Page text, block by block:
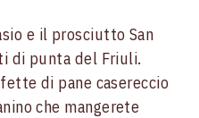
e il prosciutto San
di punta del Friuli.
di pane casereccio
che mangerete